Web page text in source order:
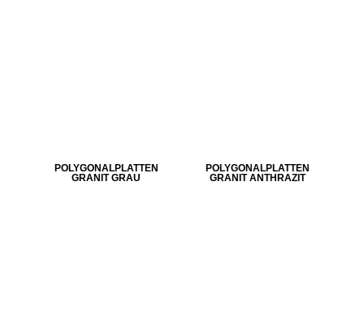
POLYGONALPLATTEN
GRANIT GRAU
POLYGONALPLATTEN
GRANIT ANTHRAZIT